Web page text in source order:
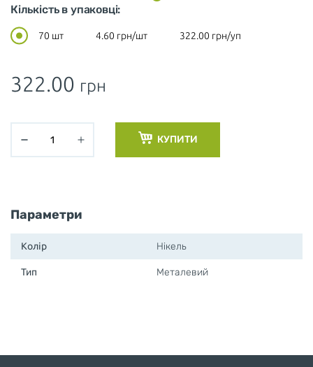
Кількість в упаковці:
70 шт 4.60 грн/шт 322.00 грн/уп
322.00 грн
КУПИТИ
Параметри
Колір Нікель
Тип Металевий